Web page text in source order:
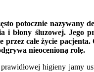
potocznie nazywany
błony śluzowej. Jego
całe życie pacjenta.
nieocenioną rolę.
higieny jamy